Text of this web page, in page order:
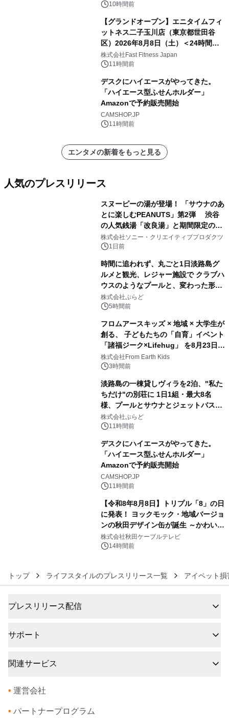
10時間前
【グランドオープン】エニタイムフィ
ットネス二子玉川店（東京都世田谷
区）2026年8月8日（土）＜24時間年
中無休のフィットネスジム＞
株式会社Fast Fitness Japan
11時間前
デスクにハイエースがやってきた。
「ハイエース型ふせんホルダー」
Amazonで予約販売開始
CAMSHOP.JP
11時間前
エンタメの新着をもっと見る
人気のプレスリリース
スヌーピーの湯が登場！ 「サウナのあ
とに楽しむPEANUTS」第2弾 渋谷
の人気銭湯「改良湯」と期間限定のコ
ラボレーション サウナイキタイコラ
ボグッズも発売決定！
株式会社ソニー・クリエイティブプロダクツ
1日前
時間に追われず、丸ごと1日淡路島グ
ルメと観光、レジャー施設で クラブハ
ウスのようなプールと、変わった形の
サウナも 「THE BOXY AWAJI」のお
得な素泊まり連泊プランで
株式会社ぷらど
5時間前
フロムアースキッズ × 地域 × 大学生が
創る、 子どもたちの「自育」イベント
「諸福ジーク×Lifehug」 を8月23日
(日)開催
株式会社From Earth Kids
3時間前
淡路島の一棟貸しヴィラを2泊、"私た
ちだけ"の別荘に 1日1組・最大8名
様、プールとサウナとジェットバス付
きで Villa Mon Temps AWAJIの連泊
素泊りプラン
株式会社ぷらど
11時間前
デスクにハイエースがやってきた。
「ハイエース型ふせんホルダー」
Amazonで予約販売開始
CAMSHOP.JP
11時間前
【令和8年8月8日】トリプル「8」の日
に発表！ ヨックモック・地域バージョ
ンの秋田デザイン缶が誕生 ～かわいい
秋田犬の子犬と秋田の四季と名所を巡
るパッケージ～ 9月1日(火)秋田県内で
株式会社秋田ケーブルテレビ
14時間前
トップ ライフスタイルのプレスリリース一覧 アイペット
プレスリリース配信
サポート
関連サービス
• 運営会社
• パートナープログラム